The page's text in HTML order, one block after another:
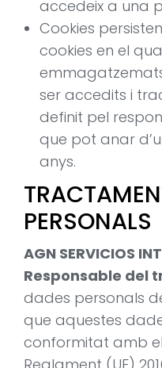
accedeix a una
Cookies
cookies en el
ser accedits i
definit pel
que pot anar
anys.
PERSONALS
AGN SERVICIOS
Responsable del
dades personals
que aquestes
conformitat amb